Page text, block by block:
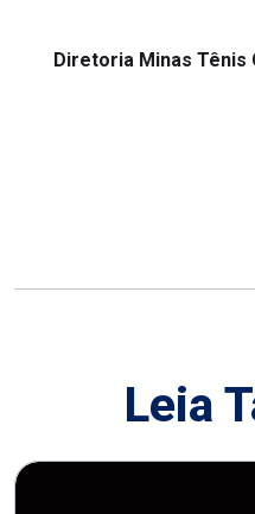
Diretoria Minas Tênis
Leia